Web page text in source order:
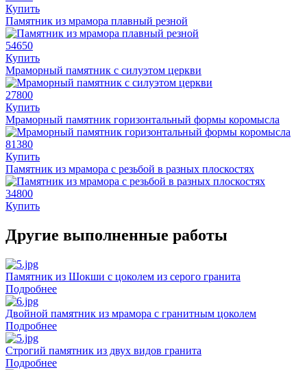
Купить
Памятник из мрамора плавный резной
54650
Купить
Мраморный памятник с силуэтом церкви
27800
Купить
Мраморный памятник горизонтальный формы коромысла
81380
Купить
Памятник из мрамора с резьбой в разных плоскостях
34800
Купить
Другие выполненные работы
Памятник из Шокши с цоколем из серого гранита
Подробнее
Двойной памятник из мрамора с гранитным цоколем
Подробнее
Строгий памятник из двух видов гранита
Подробнее